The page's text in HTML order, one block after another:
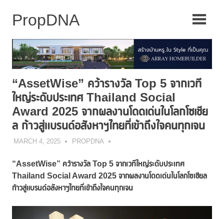
“AssetWise” คว้ารางวัล Top 5 จากเวที
ใหญ่ระดับประเทศ Thailand Social
Award 2025 จากผลงานโดดเด่นในโลกโซเชีย
ล ก้าวสู่แบรนด์อสังหาฯไทยที่เข้าถึงใจคนทุกเจน
MARCH 4, 2025 PROPDNA
“AssetWise” คว้ารางวัล Top 5 จากเวทีใหญ่ระดับประเทศ
Thailand Social Award 2025 จากผลงานโดดเด่นในโลกโซเชียล
ก้าวสู่แบรนด์อสังหาฯไทยที่เข้าถึงใจคนทุกเจน